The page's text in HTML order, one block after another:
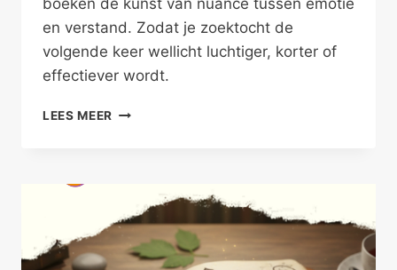
boeken de kunst van nuance tussen emotie
en verstand. Zodat je zoektocht de
volgende keer wellicht luchtiger, korter of
effectiever wordt.
LEES MEER NUANCE